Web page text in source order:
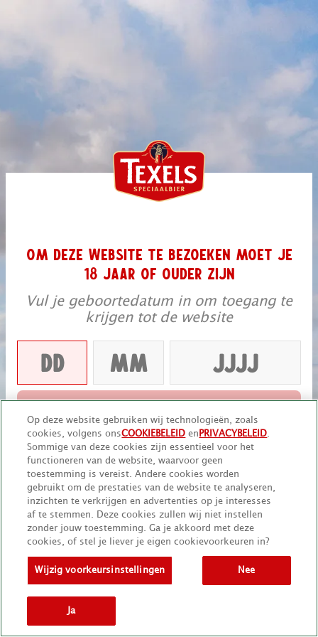
OM DEZE WEBSITE TE BEZOEKEN MOET JE
18 JAAR OF OUDER ZIJN
Vul je geboortedatum in om toegang te
krijgen tot de website
Onthoud mij
Op deze website gebruiken wij technologieën, zoals
cookies, volgens onsCOOKIEBELEID en PRIVACYBELEID
Sommige van deze cookies zijn essentieel voor het
functioneren van de website, waarvoor geen
toestemming is vereist. Andere cookies worden
gebruikt om de prestaties van de website te analyseren,
inzichten te verkrijgen en advertenties op je interesses
af te stemmen. Deze cookies zullen wij niet instellen
zonder jouw toestemming. Ga je akkoord met deze
cookies, of stel je liever je eigen cookievoorkeuren in?
Wijzig voorkeursinstellingen Nee
Ja